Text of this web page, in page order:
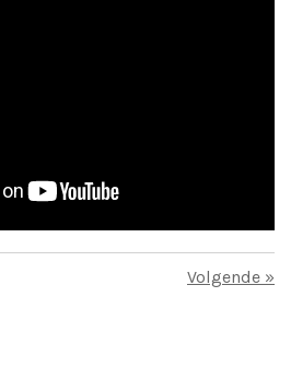
Volgende »